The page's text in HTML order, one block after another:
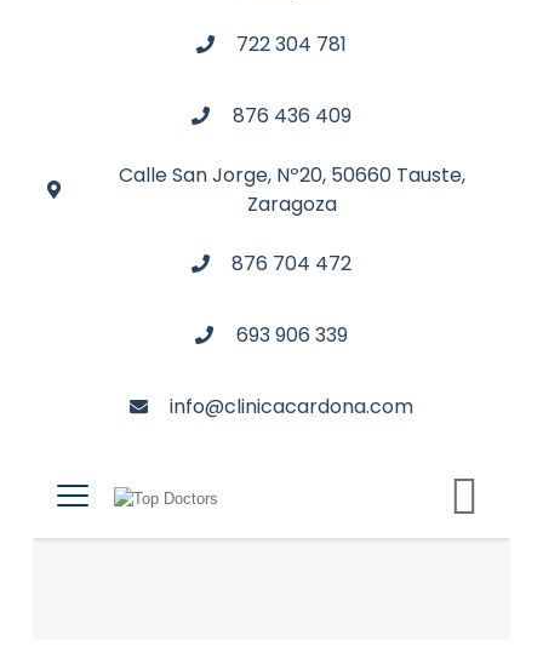
722 304 781
876 436 409
Calle San Jorge, Nº20, 50660 Tauste,
Zaragoza
876 704 472
693 906 339
info@clinicacardona.com